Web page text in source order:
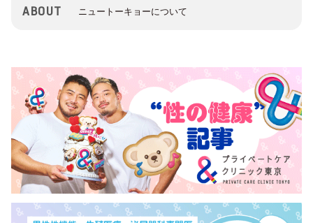
ABOUT ニュートーキョーについて